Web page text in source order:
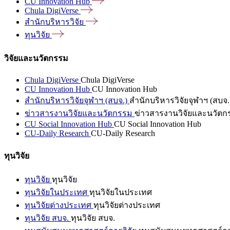
Chula DigiVerse
สำนักบริหารวิจัย
ทุนวิจัย
วิจัยและนวัตกรรม
Chula DigiVerse Chula DigiVerse
CU Innovation Hub CU Innovation Hub
สำนักบริหารวิจัยจุฬาฯ (สบจ.) สำนักบริหารวิจัยจุฬาฯ (สบจ
ข่าวสารงานวิจัยและนวัตกรรม ข่าวสารงานวิจัยและนวัตก
CU Social Innovation Hub CU Social Innovation Hub
CU-Daily Research CU-Daily Research
ทุนวิจัย
ทุนวิจัย ทุนวิจัย
ทุนวิจัยในประเทศ ทุนวิจัยในประเทศ
ทุนวิจัยต่างประเทศ ทุนวิจัยต่างประเทศ
ทุนวิจัย สบจ. ทุนวิจัย สบจ.